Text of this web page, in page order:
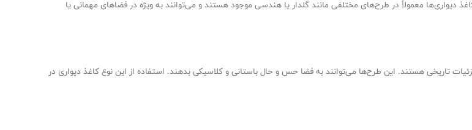
دیواری‌ها معمولاً در طرح‌های مختلفی مانند گلدار یا هندسی موجود هستند و می‌توانند به ویژه در فضاهای مهمانی یا
تاریخی هستند. این طرح‌ها می‌توانند به فضا حس و حال باستانی و کلاسیکی بدهند. استفاده از این نوع کاغذ دیواری در